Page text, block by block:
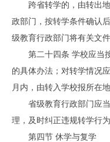
跨省转学的，由转出地
政部门，按转学条件确认
级教育行政部门将有关文
第二十四条 学校应当按
的具体办法；对转学情况
月内，由转入学校报所在
省级教育行政部门应当
理，及时纠正违规转学行为
第四节 休学与复学